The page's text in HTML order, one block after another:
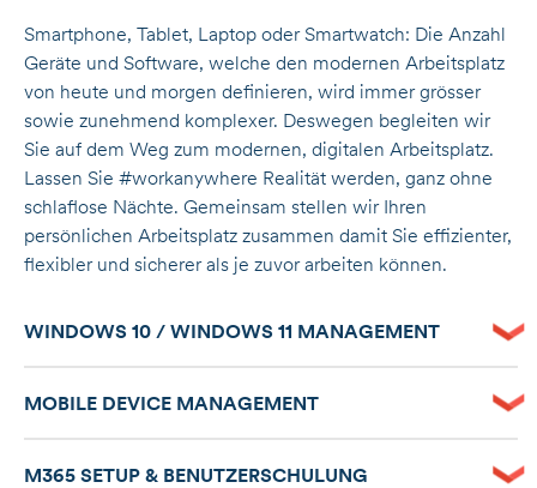
Smartphone, Tablet, Laptop oder Smartwatch: Die Anzahl
Geräte und Software, welche den modernen Arbeitsplatz
von heute und morgen definieren, wird immer grösser
sowie zunehmend komplexer. Deswegen begleiten wir
Sie auf dem Weg zum modernen, digitalen Arbeitsplatz.
Lassen Sie #workanywhere Realität werden, ganz ohne
schlaflose Nächte. Gemeinsam stellen wir Ihren
persönlichen Arbeitsplatz zusammen damit Sie effizienter,
flexibler und sicherer als je zuvor arbeiten können.
WINDOWS 10 / WINDOWS 11 MANAGEMENT
MOBILE DEVICE MANAGEMENT
M365 SETUP & BENUTZERSCHULUNG